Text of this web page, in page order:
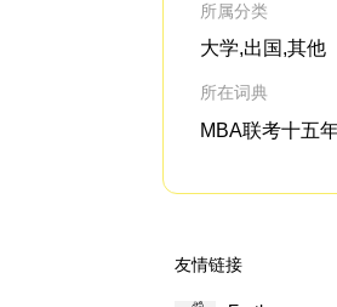
所属分类
大学,出国,其他
所在词典
MBA联考十五
友情链接